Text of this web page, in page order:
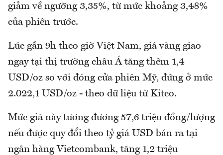
giảm về ngưỡng 3,35%, từ mức khoảng 3,48%
của phiên trước.
Lúc gần 9h theo giờ Việt Nam, giá vàng giao
ngay tại thị trường châu Á tăng thêm 1,4
USD/oz so với đóng cửa phiên Mỹ, đứng ở mức
2.022,1 USD/oz - theo dữ liệu từ Kitco.
Mức giá này tương đương 57,6 triệu đồng/lượng
nếu được quy đổi theo tỷ giá USD bán ra tại
ngân hàng Vietcombank, tăng 1,2 triệu